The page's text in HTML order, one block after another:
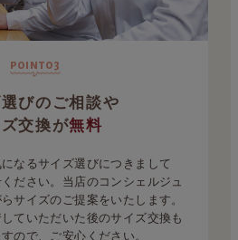
point03
びのご相談や
交換が無料
なるサイズ選びにつきまして
ださい。当店のコンシェルジュ
サイズのご提案をいたします。
ていただいた後のサイズ交換も
ので、ご安心ください。